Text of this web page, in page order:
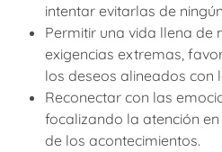
intentar evitarlas de
Permitir una vida llena de
exigencias extremas,
los deseos alineados con
Reconectar con las
focalizando la atención
de los acontecimientos.